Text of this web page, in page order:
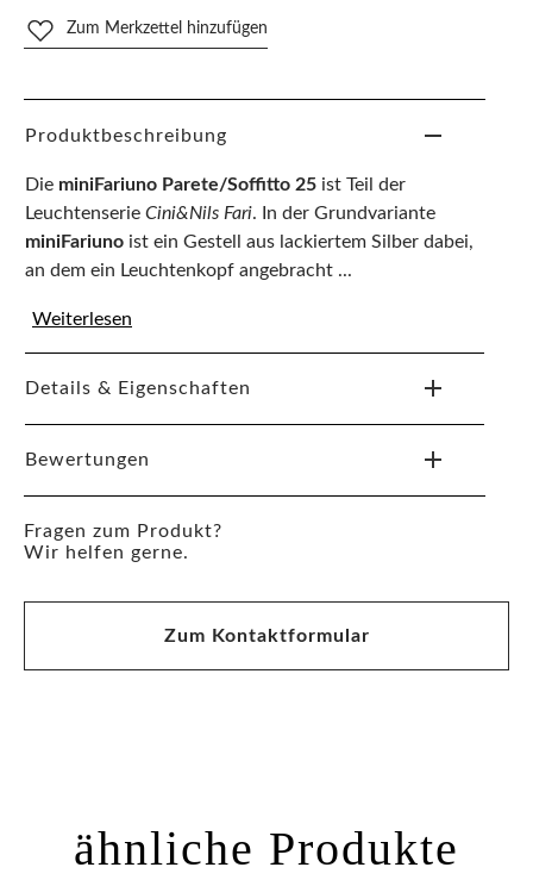
Zum Merkzettel hinzufügen
Produktbeschreibung
Die miniFariuno Parete/Soffitto 25 ist Teil der
Leuchtenserie Cini&Nils Fari. In der Grundvariante
miniFariuno ist ein Gestell aus lackiertem Silber dabei,
an dem ein Leuchtenkopf angebracht ...
Weiterlesen
Details & Eigenschaften
Bewertungen
Fragen zum Produkt?
Wir helfen gerne.
Zum Kontaktformular
ähnliche Produkte